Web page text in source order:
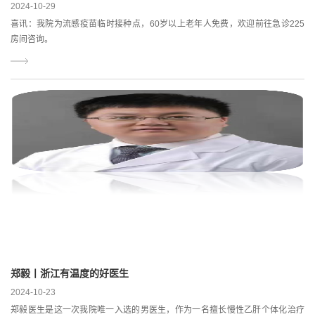
2024-10-29
喜讯：我院为流感疫苗临时接种点，60岁以上老年人免费，欢迎前往急诊225
房间咨询。
郑毅丨浙江有温度的好医生
2024-10-23
郑毅医生是这一次我院唯一入选的男医生，作为一名擅长慢性乙肝个体化治疗